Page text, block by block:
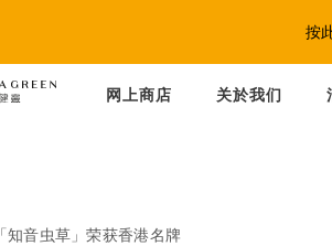
按
网上商店 关於我们
「知音虫草」荣获香港名牌